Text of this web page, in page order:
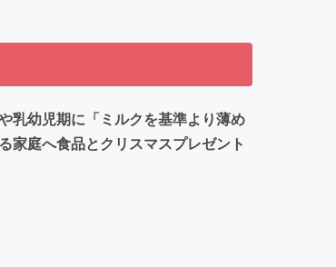
乳幼児期に「ミルクを基準より薄め
家庭へ食品とクリスマスプレゼント